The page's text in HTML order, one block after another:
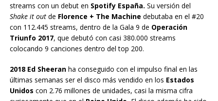
streams con un debut en Spotify España. Su versión del
Shake it out de Florence + The Machine debutaba en el #20
con 112.445 streams, dentro de la Gala 9 de Operación
Triunfo 2017, que debutó con casi 380.000 streams
colocando 9 canciones dentro del top 200.
2018 Ed Sheeran ha conseguido con el impulso final en las
últimas semanas ser el disco más vendido en los Estados
Unidos con 2.76 millones de unidades, casi la misma cifra